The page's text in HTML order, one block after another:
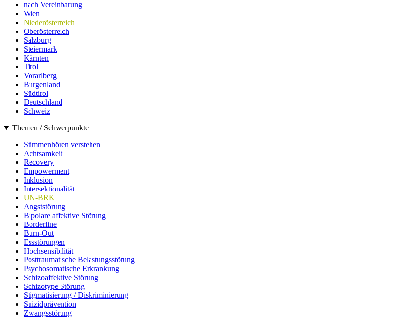
nach Vereinbarung
Wien
Niederösterreich
Oberösterreich
Salzburg
Steiermark
Kärnten
Tirol
Vorarlberg
Burgenland
Südtirol
Deutschland
Schweiz
Themen / Schwerpunkte
Stimmenhören verstehen
Achtsamkeit
Recovery
Empowerment
Inklusion
Intersektionalität
UN-BRK
Angststörung
Bipolare affektive Störung
Borderline
Burn-Out
Essstörungen
Hochsensibilität
Posttraumatische Belastungsstörung
Psychosomatische Erkrankung
Schizoaffektive Störung
Schizotype Störung
Stigmatisierung / Diskriminierung
Suizidprävention
Zwangsstörung